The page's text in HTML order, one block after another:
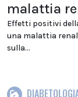
malattia
Effetti positivi
una malattia
sulla...